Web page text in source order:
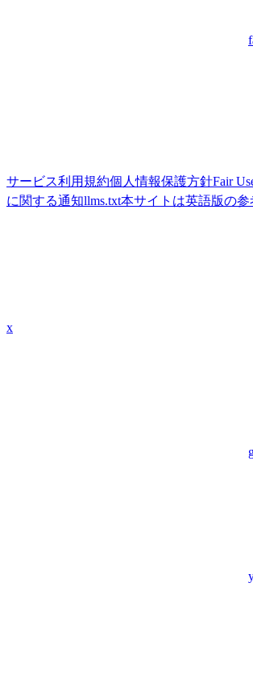
サービス利用規約個人情報保護方針Fair
に関する通知llms.txt本サイトは英語版の参
x